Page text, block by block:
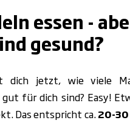
essen -
gesund?
dich jetzt, wie viele
für dich sind? Easy!
Das entspricht ca.20-